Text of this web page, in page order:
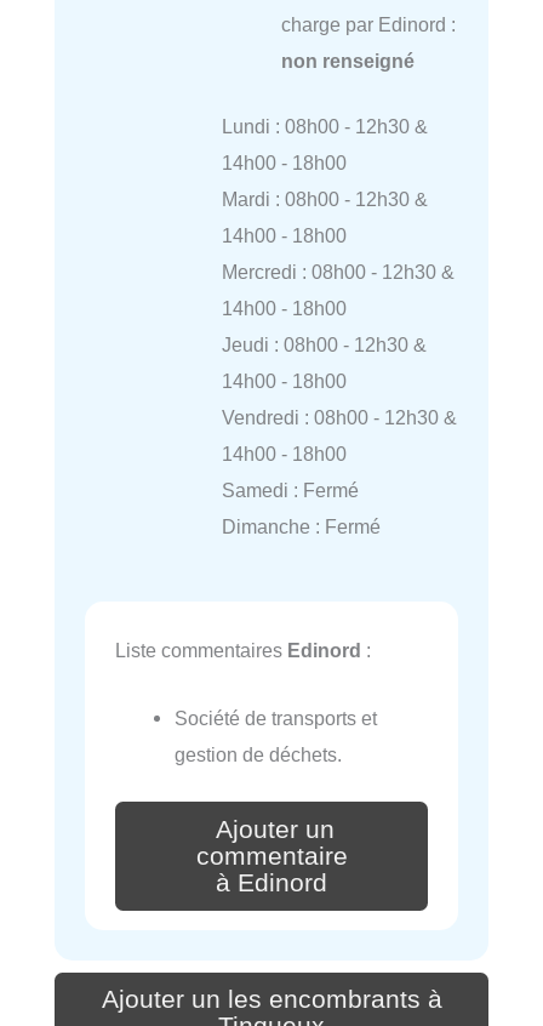
charge par Edinord :
non renseigné
Lundi : 08h00 - 12h30 &
14h00 - 18h00
Mardi : 08h00 - 12h30 &
14h00 - 18h00
Mercredi : 08h00 - 12h30 &
14h00 - 18h00
Jeudi : 08h00 - 12h30 &
14h00 - 18h00
Vendredi : 08h00 - 12h30 &
14h00 - 18h00
Samedi : Fermé
Dimanche : Fermé
Liste commentaires Edinord :
Société de transports et
gestion de déchets.
Ajouter un
commentaire
à Edinord
Ajouter un les encombrants à